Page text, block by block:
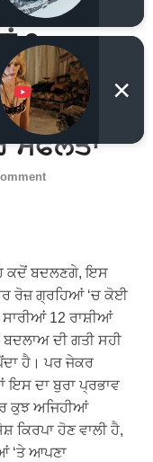
6
ਹੋਈ
ਰਹੇਗੀ
ਸਫਲਤਾ
ਕਦੋਂ ਬਦਲਣਗੇ, ਇਸ
ਰੋਜ਼ ਗ੍ਰਹਿਆਂ ‘ਚ ਕੋਈ
12 ਰਾਸ਼ੀਆਂ
ਦੀ ਗਤੀ ਸਹੀ
ਹੈ। ਪਰ ਜੇਕਰ
ਇਸ ਦਾ ਬੁਰਾ ਪ੍ਰਭਾਵ
ਕੁਝ ਅਜਿਹੀਆਂ
ਕਿਰਪਾ ਹੋਣ ਵਾਲੀ ਹੈ,
‘ਤੇ ਆਪਣਾ